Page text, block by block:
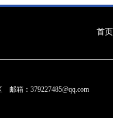
首页
箱：379227485@qq.com